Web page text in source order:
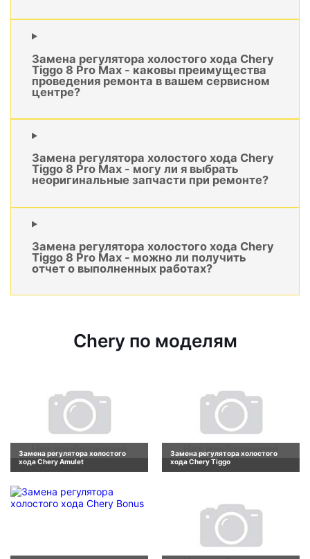
Замена регулятора холостого хода Chery
Tiggo 8 Pro Max - каковы преимущества
проведения ремонта в вашем сервисном
центре?
Замена регулятора холостого хода Chery
Tiggo 8 Pro Max - могу ли я выбрать
неоригинальные запчасти при ремонте?
Замена регулятора холостого хода Chery
Tiggo 8 Pro Max - можно ли получить
отчет о выполненных работах?
Chery по моделям
Замена регулятора холостого
хода Chery Amulet
Замена регулятора холостого
хода Chery Tiggo